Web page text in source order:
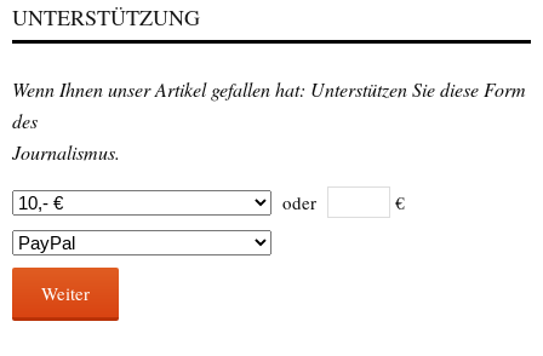
UNTERSTÜTZUNG
Wenn Ihnen unser Artikel gefallen hat: Unterstützen Sie diese Form
des
Journalismus.
oder €
Weiter